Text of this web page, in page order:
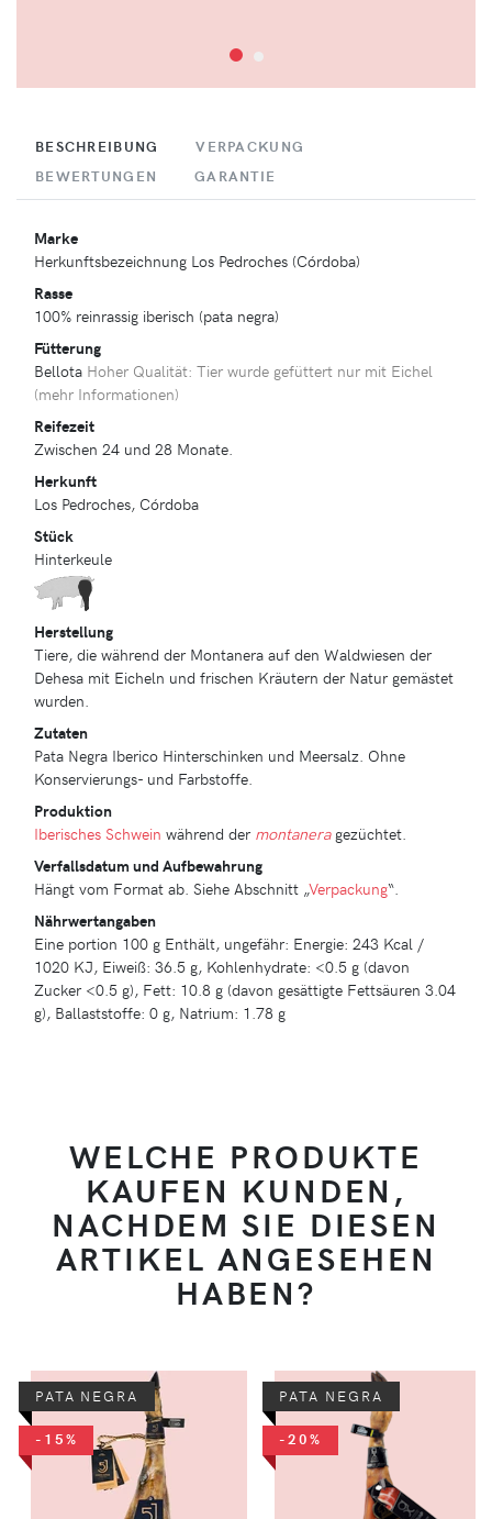
BESCHREIBUNG
VERPACKUNG
BEWERTUNGEN
GARANTIE
Marke
Herkunftsbezeichnung Los Pedroches (Córdoba)
Rasse
100% reinrassig iberisch (pata negra)
Fütterung
Bellota Hoher Qualität: Tier wurde gefüttert nur mit Eichel
(mehr Informationen)
Reifezeit
Zwischen 24 und 28 Monate.
Herkunft
Los Pedroches, Córdoba
Stück
Hinterkeule
Herstellung
Tiere, die während der Montanera auf den Waldwiesen der
Dehesa mit Eicheln und frischen Kräutern der Natur gemästet
wurden.
Zutaten
Pata Negra Iberico Hinterschinken und Meersalz. Ohne
Konservierungs- und Farbstoffe.
Produktion
Iberisches Schwein während der montaneragezüchtet.
Verfallsdatum und Aufbewahrung
Hängt vom Format ab. Siehe Abschnitt „Verpackung“.
Nährwertangaben
Eine portion 100 g Enthält, ungefähr: Energie: 243 Kcal /
1020 KJ, Eiweiß: 36.5 g, Kohlenhydrate: <0.5 g (davon
Zucker <0.5 g), Fett: 10.8 g (davon gesättigte Fettsäuren 3.04
g), Ballaststoffe: 0 g, Natrium: 1.78 g
WELCHE PRODUKTE
KAUFEN KUNDEN,
NACHDEM SIE DIESEN
ARTIKEL ANGESEHEN
HABEN?
PATA NEGRA
-15%
PATA NEGRA
-20%